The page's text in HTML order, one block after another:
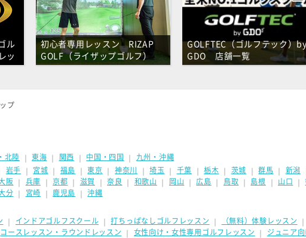
新潟市中央区新潟インドアGOLFを更新しました。
新潟市東区山木戸サンライズ ゴルフセンター 井上プロゴルフアカデミー
新潟市東区山木戸サンライズ ゴルフセンター 長谷川プロゴルフアカデミ
聖籠町 東港ゴルフガーデン 石井康友ゴルフスクール
ル
ッ
初心者専用レッスン RIZAP
GOLF（ライザップゴルフ）
GOLFTEC（ゴルフテック）by
GDO 店舗一覧
プ
北陸 ｜東海 関西 中国・四国
九州・沖縄
岩手 宮城 福島 ｜東京 神奈川 ｜埼玉 千葉 ｜栃木 茨城 ｜群馬 新潟
阪 兵庫 ｜京都 滋賀 ｜奈良 和歌山 岡山 ｜広島 鳥取 島根 山口 ｜
分 宮崎 ｜鹿児島 ｜沖縄
インドアゴルフスクール ｜打ちっぱなしゴルフレッスン （無料）体験レッスン
コースレッスン・ラウンドレッスン 女性向け・女性専用ゴルフレッスン ジュニア